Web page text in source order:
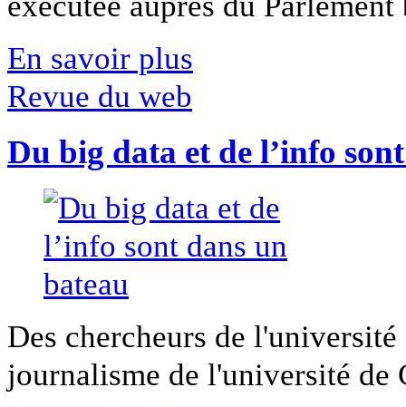
En savoir plus
Revue du web
Du big data et de l’info
Des chercheurs de
journalisme de l'université